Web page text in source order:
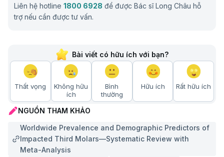
Liên hệ hotline 1800 6928 để được Bác sĩ Long Châu hỗ
trợ nếu cần được tư vấn.
Bài viết có hữu ích với bạn?
Thất vọng
Không hữu
ích
Bình
thường
Hữu ích Rất hữu ích
NGUỒN THAM KHẢO
Worldwide Prevalence and Demographic Predictors of
Impacted Third Molars—Systematic Review with
Meta-Analysis